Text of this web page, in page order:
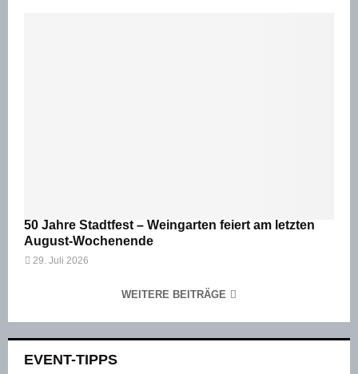
50 Jahre Stadtfest – Weingarten feiert am letzten
August-Wochenende
29. Juli 2026
WEITERE BEITRÄGE
EVENT-TIPPS